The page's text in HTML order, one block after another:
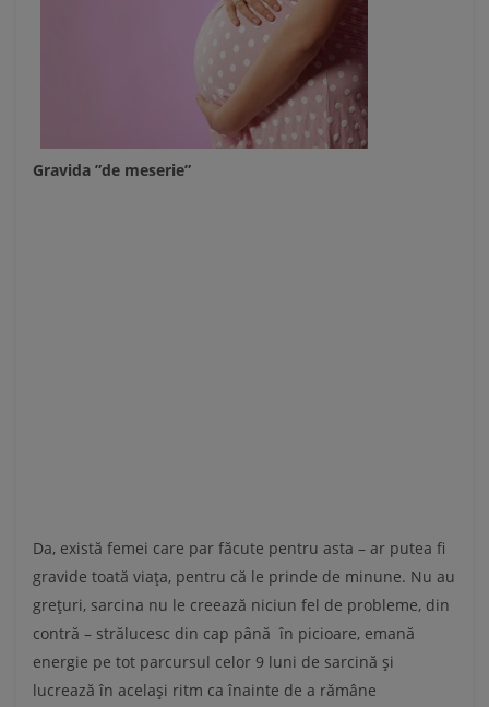
Gravida ”de meserie”
Da, există femei care par făcute pentru asta – ar putea fi
gravide toată viaţa, pentru că le prinde de minune. Nu au
greţuri, sarcina nu le creează niciun fel de probleme, din
contră – strălucesc din cap până în picioare, emană
energie pe tot parcursul celor 9 luni de sarcină şi
lucrează în acelaşi ritm ca înainte de a rămâne